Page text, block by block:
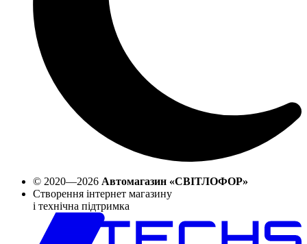
© 2020—2026 Автомагазин «СВІТЛОФОР»
Створення інтернет магазину
і технічна підтримка